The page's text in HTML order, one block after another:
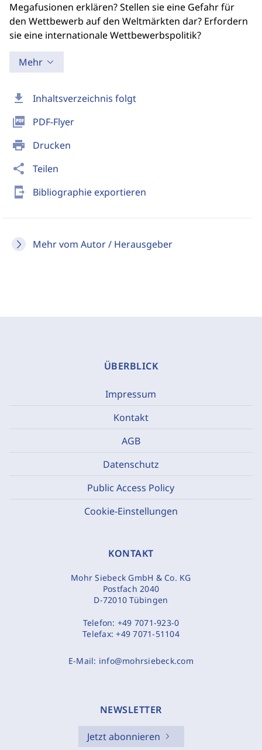
download Inhaltsverzeichnis folgt
picture_as_pdf PDF-Flyer
print Drucken
share Teilen
send_to_mobile Bibliographie exportieren
Mehr vom Autor / Herausgeber
Megafusionen erklären? Stellen sie eine Gefahr für
den Wettbewerb auf den Weltmärkten dar? Erfordern
sie eine internationale Wettbewerbspolitik?
Mehr
ÜBERBLICK
Impressum
Kontakt
AGB
Datenschutz
Public Access Policy
Cookie-Einstellungen
KONTAKT
Mohr Siebeck GmbH & Co. KG
Postfach 2040
D-72010 Tübingen
Telefon: +49 7071-923-0
Telefax:+49 7071-51104
E-Mail: info@mohrsiebeck.com
NEWSLETTER
Jetzt abonnieren